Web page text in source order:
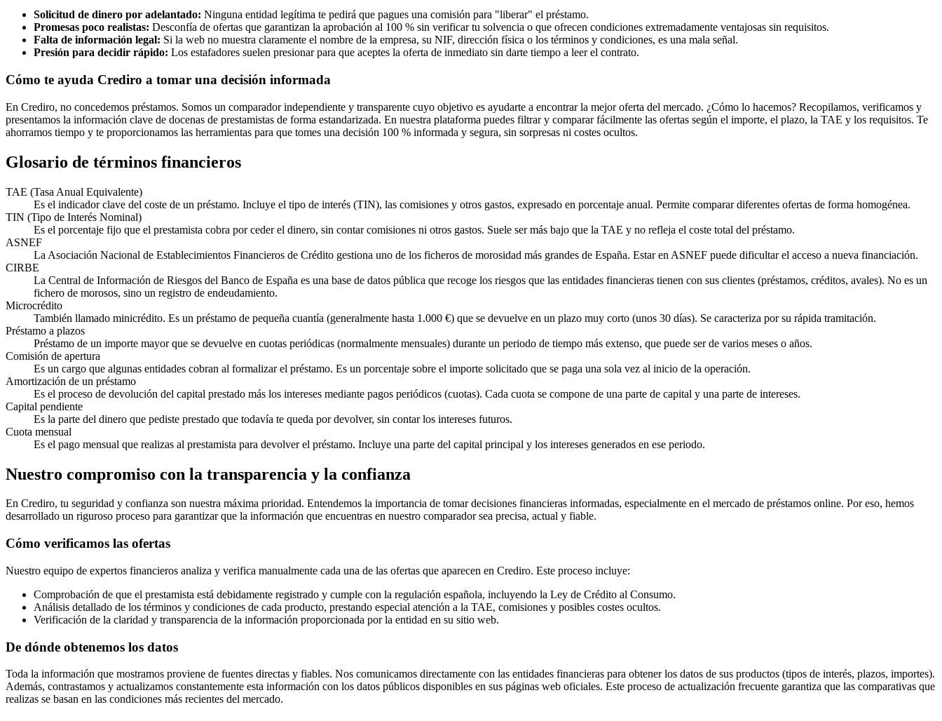
Solicitud de dinero por adelantado: Ninguna entidad legítima te pedirá que pagues una comisión para "liberar" el préstamo.
Promesas poco realistas: Desconfía de ofertas que garantizan la aprobación al 100 % sin verificar tu solvencia o que ofrecen condiciones extremadamente ventajosas sin requisitos.
Falta de información legal: Si la web no muestra claramente el nombre de la empresa, su NIF, dirección física o los términos y condiciones, es una mala señal.
Presión para decidir rápido: Los estafadores suelen presionar para que aceptes la oferta de inmediato sin darte tiempo a leer el contrato.
Cómo te ayuda Crediro a tomar una decisión informada
En Crediro, no concedemos préstamos. Somos un comparador independiente y transparente cuyo objetivo es ayudarte a encontrar la mejor oferta del mercado. ¿Cómo lo hacemos? Recopilamos, verificamos y
presentamos la información clave de docenas de prestamistas de forma estandarizada. En nuestra plataforma puedes filtrar y comparar fácilmente las ofertas según el importe, el plazo, la TAE y los requisitos. Te
ahorramos tiempo y te proporcionamos las herramientas para que tomes una decisión 100 % informada y segura, sin sorpresas ni costes ocultos.
Glosario de términos financieros
TAE (Tasa Anual Equivalente)
Es el indicador clave del coste de un préstamo. Incluye el tipo de interés (TIN), las comisiones y otros gastos, expresado en porcentaje anual. Permite comparar diferentes ofertas de forma homogénea.
TIN (Tipo de Interés Nominal)
Es el porcentaje fijo que el prestamista cobra por ceder el dinero, sin contar comisiones ni otros gastos. Suele ser más bajo que la TAE y no refleja el coste total del préstamo.
ASNEF
La Asociación Nacional de Establecimientos Financieros de Crédito gestiona uno de los ficheros de morosidad más grandes de España. Estar en ASNEF puede dificultar el acceso a nueva financiación.
CIRBE
La Central de Información de Riesgos del Banco de España es una base de datos pública que recoge los riesgos que las entidades financieras tienen con sus clientes (préstamos, créditos, avales). No es un
fichero de morosos, sino un registro de endeudamiento.
Microcrédito
También llamado minicrédito. Es un préstamo de pequeña cuantía (generalmente hasta 1.000 €) que se devuelve en un plazo muy corto (unos 30 días). Se caracteriza por su rápida tramitación.
Préstamo a plazos
Préstamo de un importe mayor que se devuelve en cuotas periódicas (normalmente mensuales) durante un periodo de tiempo más extenso, que puede ser de varios meses o años.
Comisión de apertura
Es un cargo que algunas entidades cobran al formalizar el préstamo. Es un porcentaje sobre el importe solicitado que se paga una sola vez al inicio de la operación.
Amortización de un préstamo
Es el proceso de devolución del capital prestado más los intereses mediante pagos periódicos (cuotas). Cada cuota se compone de una parte de capital y una parte de intereses.
Capital pendiente
Es la parte del dinero que pediste prestado que todavía te queda por devolver, sin contar los intereses futuros.
Cuota mensual
Es el pago mensual que realizas al prestamista para devolver el préstamo. Incluye una parte del capital principal y los intereses generados en ese periodo.
Nuestro compromiso con la transparencia y la confianza
En Crediro, tu seguridad y confianza son nuestra máxima prioridad. Entendemos la importancia de tomar decisiones financieras informadas, especialmente en el mercado de préstamos online. Por eso, hemos
desarrollado un riguroso proceso para garantizar que la información que encuentras en nuestro comparador sea precisa, actual y fiable.
Cómo verificamos las ofertas
Nuestro equipo de expertos financieros analiza y verifica manualmente cada una de las ofertas que aparecen en Crediro. Este proceso incluye:
Comprobación de que el prestamista está debidamente registrado y cumple con la regulación española, incluyendo la Ley de Crédito al Consumo.
Análisis detallado de los términos y condiciones de cada producto, prestando especial atención a la TAE, comisiones y posibles costes ocultos.
Verificación de la claridad y transparencia de la información proporcionada por la entidad en su sitio web.
De dónde obtenemos los datos
Toda la información que mostramos proviene de fuentes directas y fiables. Nos comunicamos directamente con las entidades financieras para obtener los datos de sus productos (tipos de interés, plazos, importes).
Además, contrastamos y actualizamos constantemente esta información con los datos públicos disponibles en sus páginas web oficiales. Este proceso de actualización frecuente garantiza que las comparativas que
realizas se basan en las condiciones más recientes del mercado.